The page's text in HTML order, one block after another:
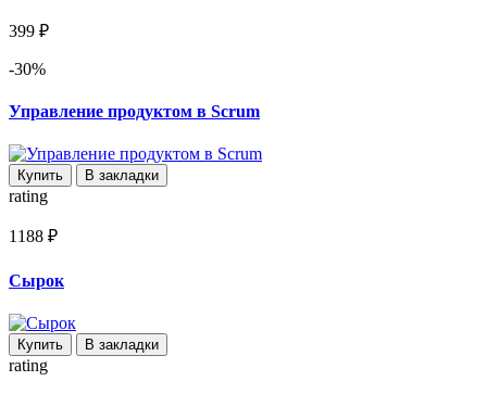
399 ₽
-30%
Управление продуктом в Scrum
Купить В закладки
rating
1188 ₽
Сырок
Купить В закладки
rating